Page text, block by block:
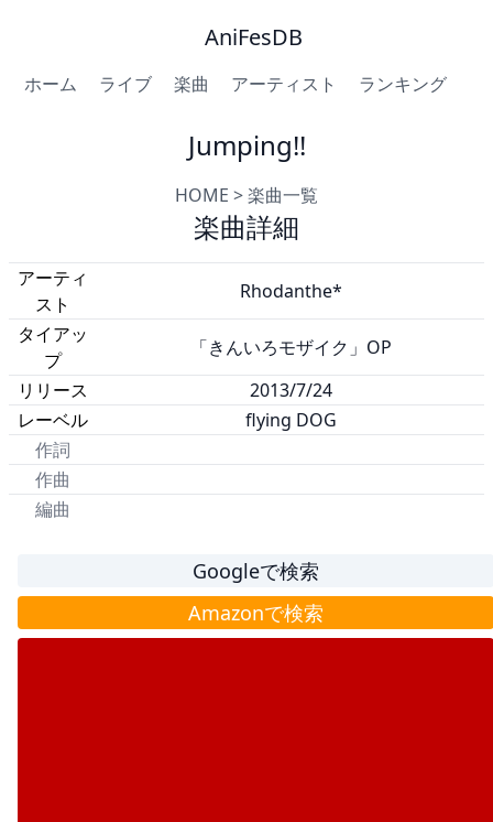
AniFesDB
ホーム ライブ 楽曲 アーティスト ランキング
Jumping!!
HOME >楽曲一覧
楽曲詳細
アーティ
スト
Rhodanthe*
タイアッ
プ
「きんいろモザイク」OP
リリース
2013/7/24
レーベル
flying DOG
作詞
作曲
編曲
Googleで検索
Amazonで検索